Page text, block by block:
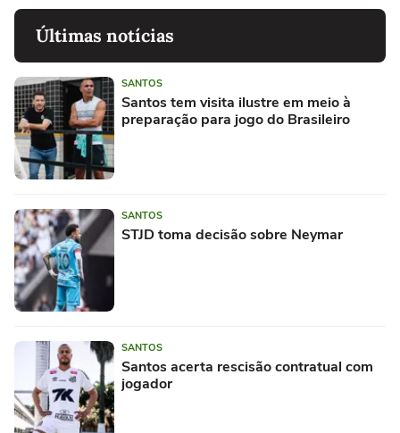
Últimas notícias
SANTOS
Santos tem visita ilustre em meio à
preparação para jogo do Brasileiro
SANTOS
STJD toma decisão sobre Neymar
SANTOS
Santos acerta rescisão contratual com
jogador